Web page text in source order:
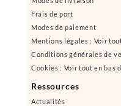
Frais de port
Modes de paiement
Mentions légales : Voir
Conditions générales de
Cookies : Voir tout en bas
Ressources
Actualités